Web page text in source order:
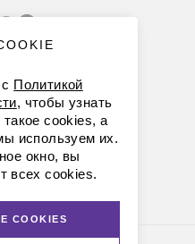
05-08
010173
Политикой
, чтобы узнать
cookies, а
используем их.
окно, вы
всех cookies.
COOKIES